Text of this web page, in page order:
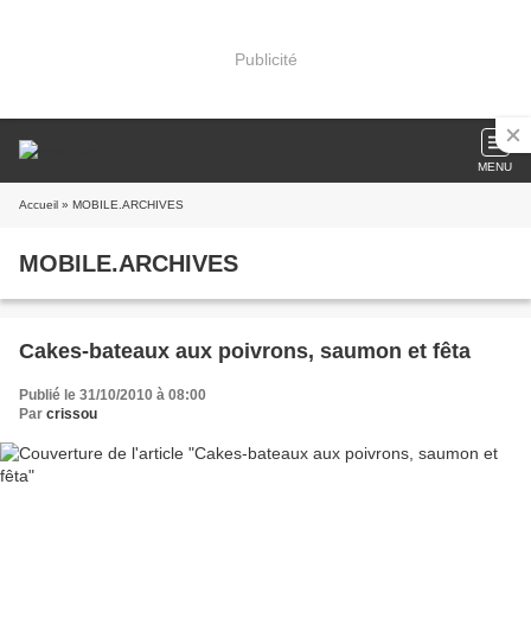
Publicité
MENU
Accueil » MOBILE.ARCHIVES
MOBILE.ARCHIVES
Cakes-bateaux aux poivrons, saumon et fêta
Publié le 31/10/2010 à 08:00
Par crissou